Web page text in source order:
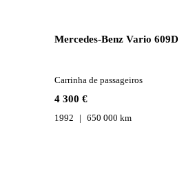
Mercedes-Benz Vario 609D
4 300 €
Carrinha de passageiros
1992 650 000 km